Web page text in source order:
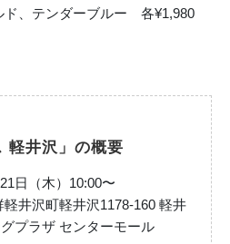
ド、テンダーブルー 各¥1,980
軽井沢」の概要
日（木）10:00〜
井沢町軽井沢1178-160 軽井
プラザ センターモール